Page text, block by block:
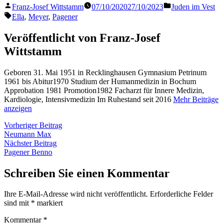
Veröffentlicht
von
Franz-Josef Wittstamm 07/10/202027/10/2023
Veröffentlicht
Juden im Vest
Schlagwörter:
Ella, Meyer, Pagener
Veröffentlicht von Franz-Josef
Wittstamm
Geboren 31. Mai 1951 in Recklinghausen Gymnasium Petrinum
1961 bis Abitur1970 Studium der Humanmedizin in Bochum
Approbation 1981 Promotion1982 Facharzt für Innere Medizin,
Kardiologie, Intensivmedizin Im Ruhestand seit 2016 Mehr Beiträge
anzeigen
Beitragsnavigation
Vorheriger BeitragVorheriger
Neumann Max
Nächster BeitragNächster
Pagener Benno
Schreiben Sie einen Kommentar
Ihre E-Mail-Adresse wird nicht veröffentlicht. Erforderliche Felder
sind mit * markiert
Kommentar *